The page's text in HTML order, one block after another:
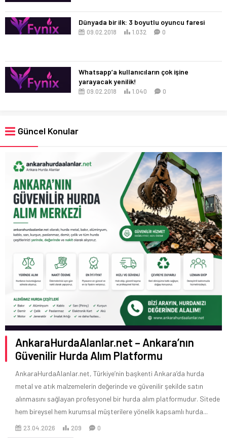
Dünyada bir ilk: 3 boyutlu oyuncu faresi
09.02.2018 1.032 0
Whatsapp’a kullanıcıların çok işine
yarayacak yenilik!
09.02.2018 1.040 0
Güncel Konular
AnkaraHurdaAlanlar.net – Ankara’nın
Güvenilir Hurda Alım Platformu
AnkaraHurdaAlanlar.net, Türkiye’nin başkenti Ankara’da hurda
metal ve atık malzemelerin değerinde ve güvenilir şekilde satın
alınmasını sağlayan profesyonel bir hurda alım platformudur. Sitede
hem bireysel hem kurumsal müşterilere yönelik kapsamlı hurda...
23.04.2026 209 0